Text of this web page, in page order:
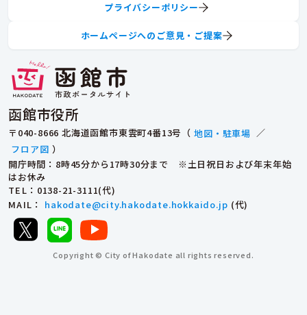
函館市役所
〒040-8666 北海道函館市東雲町4番13号（ 地図・駐車場 ／
フロア図 ）
開庁時間：8時45分から17時30分まで ※土日祝日および年末年始
はお休み
TEL ：0138-21-3111(代)
MAIL ： hakodate@city.hakodate.hokkaido.jp (代)
プライバシーポリシー
ホームページへのご意見・ご提案
Copyright © City of Hakodate all rights reserved.